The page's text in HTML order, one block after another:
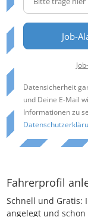
Job-
Datensicherheit
und Deine E-Mail
Informationen zu
Fahrerprofil
Schnell und Gratis:
angelegt und